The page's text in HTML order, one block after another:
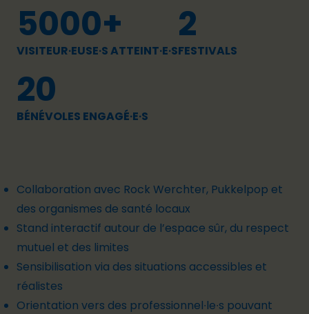
5000+
VISITEUR∙EUSE∙S ATTEINT∙E∙S
2
FESTIVALS
20
BÉNÉVOLES ENGAGÉ∙E∙S
Collaboration avec Rock Werchter, Pukkelpop et
des organismes de santé locaux
Stand interactif autour de l’espace sûr, du respect
mutuel et des limites
Sensibilisation via des situations accessibles et
réalistes
Orientation vers des professionnel∙le∙s pouvant